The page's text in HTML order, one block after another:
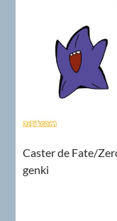
Caster de Fate/
genki